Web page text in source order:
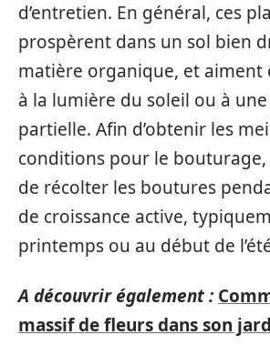
d’entretien. En général, ces
prospèrent dans un sol bien
matière organique, et aiment
à la lumière du soleil ou à
partielle. Afin d’obtenir les
conditions pour le bouturage,
de récolter les boutures
de croissance active,
printemps ou au début de
A découvrir également :
massif de fleurs dans son